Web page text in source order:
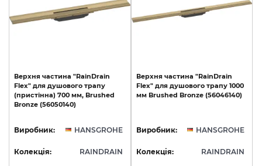
Верхня частина "RainDrain
Flex" для душового трапу
(пристінна) 700 мм, Brushed
Bronze (56050140)
Виробник: HANSGROHE
Колекція: RAINDRAIN
Верхня частина "RainDrain
Flex" для душового трапу 1000
мм Brushed Bronze (56046140)
Виробник: HANSGROHE
Колекція: RAINDRAIN